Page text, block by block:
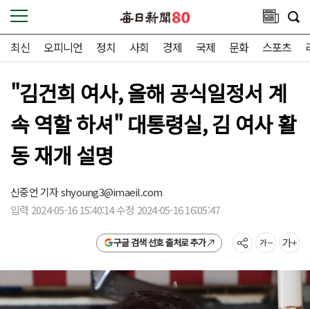
최신 오피니언 정치 사회 경제 국제 문화 스포츠
"김건희 여사, 올해 공식일정서 계
속 역할 하셔" 대통령실, 김 여사 활
동 재개 설명
신중언 기자shyoung3@imaeil.com
입력 2024-05-16 15:40:14 수정 2024-05-16 16:05:47
구글 검색 선호 출처로 추가